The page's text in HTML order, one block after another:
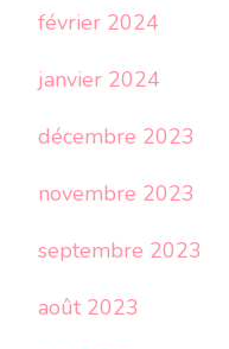
février 2024
janvier 2024
décembre 2023
novembre 2023
septembre 2023
août 2023